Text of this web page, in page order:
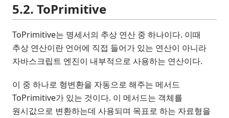
5.2. ToPrimitive
ToPrimitive는 명세서의 추상 연산 중 하나이다. 이때
추상 연산이란 언어에 직접 들어가 있는 연산이 아니라
자바스크립트 엔진이 내부적으로 사용하는 연산이다.
이 중 하나로 형변환을 자동으로 해주는 메서드
ToPrimitive가 있는 것이다. 이 메서드는 객체를
원시값으로 변환하는데 사용되며 목표로 하는 자료형을